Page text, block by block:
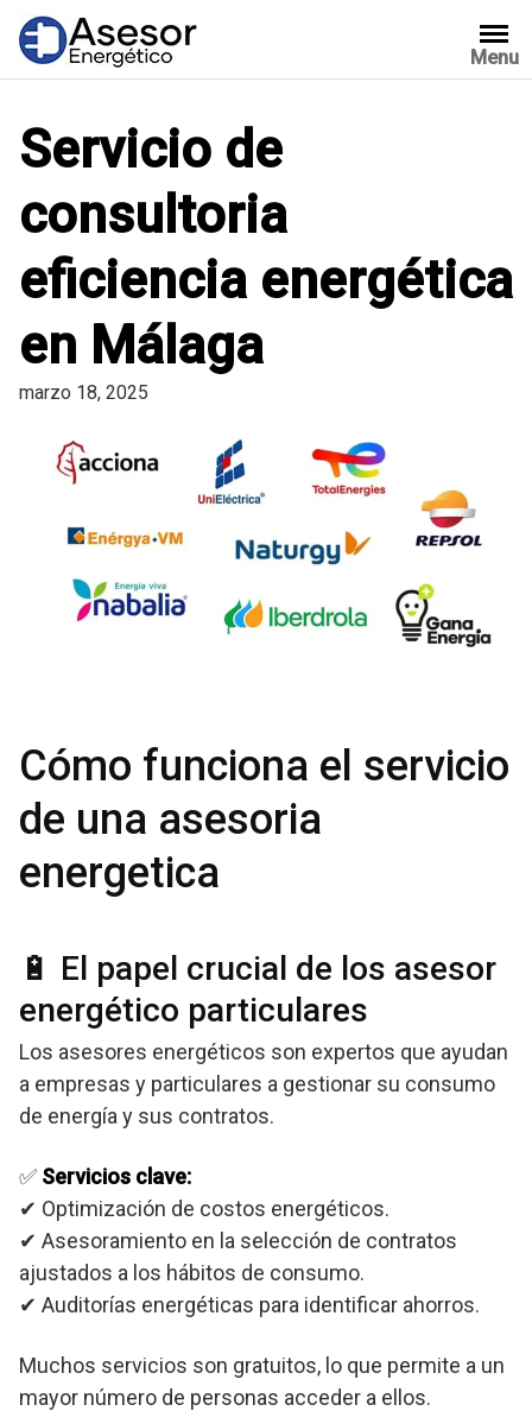
Saltar
contenido
Menu
Servicio de
consultoria
eficiencia energética
en Málaga
marzo 18, 2025
Cómo funciona el servicio
de una asesoria
energetica
🔋 El papel crucial de los asesor
energético particulares
Los asesores energéticos son expertos que ayudan
a empresas y particulares a gestionar su consumo
de energía y sus contratos.
✅ Servicios clave:
✔ Optimización de costos energéticos.
✔ Asesoramiento en la selección de contratos
ajustados a los hábitos de consumo.
✔ Auditorías energéticas para identificar ahorros.
Muchos servicios son gratuitos, lo que permite a un
mayor número de personas acceder a ellos.